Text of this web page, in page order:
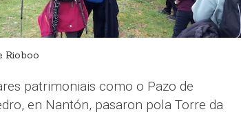
Rioboo
patrimoniais como o Pazo de
en Nantón, pasaron pola Torre da